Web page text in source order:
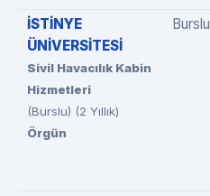
İSTİNYE
ÜNİVERSİTESİ
Sivil Havacılık Kabin
Hizmetleri
(Burslu) (2 Yıllık)
Örgün
Burslu